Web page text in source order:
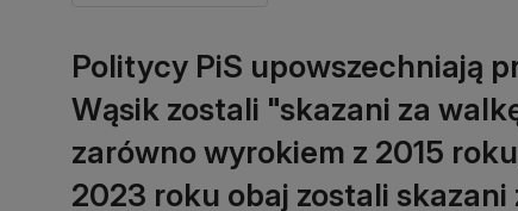
Politycy PiS upowszechniają
Wąsik zostali "skazani za
zarówno wyrokiem z 2015
2023 roku obaj zostali skazani